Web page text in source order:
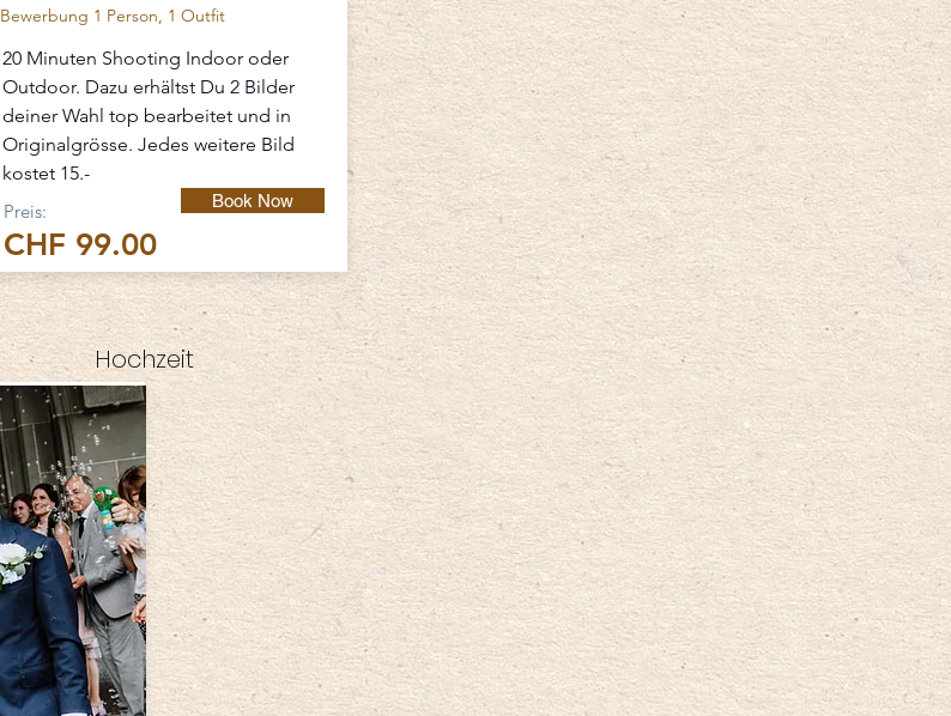
Bewerbung 1 Person, 1 Outfit
20 Minuten Shooting Indoor oder
Outdoor. Dazu erhältst Du 2 Bilder
deiner Wahl top bearbeitet und in
Originalgrösse. Jedes weitere Bild
kostet 15.-
Preis:
CHF 99.00
Book Now
Hochzeit